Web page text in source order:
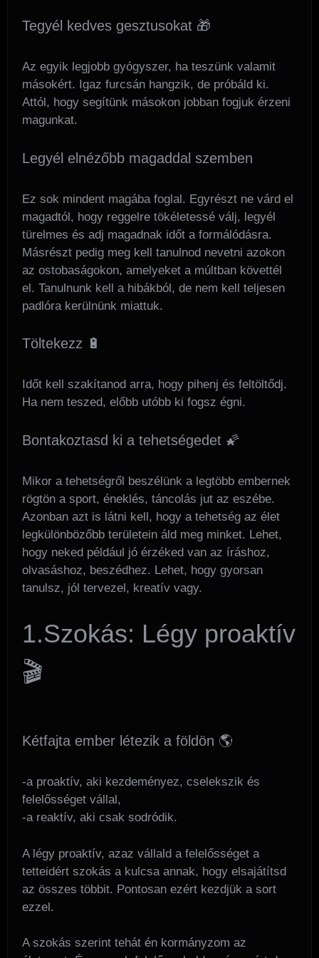
Tegyél kedves gesztusokat 🎁
Az egyik legjobb gyógyszer, ha teszünk valamit
másokért. Igaz furcsán hangzik, de próbáld ki.
Attól, hogy segítünk másokon jobban fogjuk érzeni
magunkat.
Legyél elnézőbb magaddal szemben
Ez sok mindent magába foglal. Egyrészt ne várd el
magadtól, hogy reggelre tökéletessé válj, legyél
türelmes és adj magadnak időt a formálódásra.
Másrészt pedig meg kell tanulnod nevetni azokon
az ostobaságokon, amelyeket a múltban követtél
el. Tanulnunk kell a hibákból, de nem kell teljesen
padlóra kerülnünk miattuk.
Töltekezz 🔋
Időt kell szakítanod arra, hogy pihenj és feltöltődj.
Ha nem teszed, előbb utóbb ki fogsz égni.
Bontakoztasd ki a tehetségedet 🌠
Mikor a tehetségről beszélünk a legtöbb embernek
rögtön a sport, éneklés, táncolás jut az eszébe.
Azonban azt is látni kell, hogy a tehetség az élet
legkülönbözőbb területein áld meg minket. Lehet,
hogy neked például jó érzéked van az íráshoz,
olvasáshoz, beszédhez. Lehet, hogy gyorsan
tanulsz, jól tervezel, kreatív vagy.
1.Szokás: Légy proaktív
🎬
Kétfajta ember létezik a földön 🌎
-a proaktív, aki kezdeményez, cselekszik és
felelősséget vállal,
-a reaktív, aki csak sodródik.
A légy proaktív, azaz vállald a felelősséget a
tetteidért szokás a kulcsa annak, hogy elsajátítsd
az összes többit. Pontosan ezért kezdjük a sort
ezzel.
A szokás szerint tehát én kormányzom az